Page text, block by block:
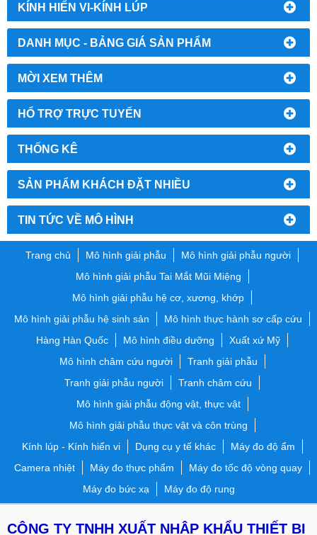
KÍNH HIỂN VI-KÍNH LÚP
DANH MỤC - BẢNG GIÁ SẢN PHẨM
MỜI XEM THÊM
HỔ TRỢ TRỰC TUYẾN
THỐNG KÊ
SẢN PHẨM KHÁCH ĐẶT NHIỀU
TIN TỨC VỀ MÔ HÌNH
Trang chủ Mô hình giải phẫu
Mô hình giải phẫu người
Mô hình giải phẫu Tai Mắt Mũi Miệng
Mô hình giải phẫu hệ cơ, xương, khớp
Mô hình giải phẫu hệ sinh sản
Mô hình thực hành sơ cấp cứu
Hàng Hàn Quốc
Mô hình điều dưỡng
Xuất xứ Mỹ
Mô hình châm cứu người
Tranh giải phẫu
Tranh giải phẫu người
Tranh châm cứu
Mô hình giải phẫu động vật, thực vật
Mô hình giải phẫu thực vật và côn trùng
Kính lúp - Kính hiển vi
Dụng cụ y tế khác
Máy đo độ ẩm
Camera nhiệt
Máy đo thực phẩm
Máy đo tốc độ vòng quay
Máy đo bức xạ
Máy đo độ rung
CÔNG TY TNHH XUẤT NHẬP KHẨU THIẾT BỊ